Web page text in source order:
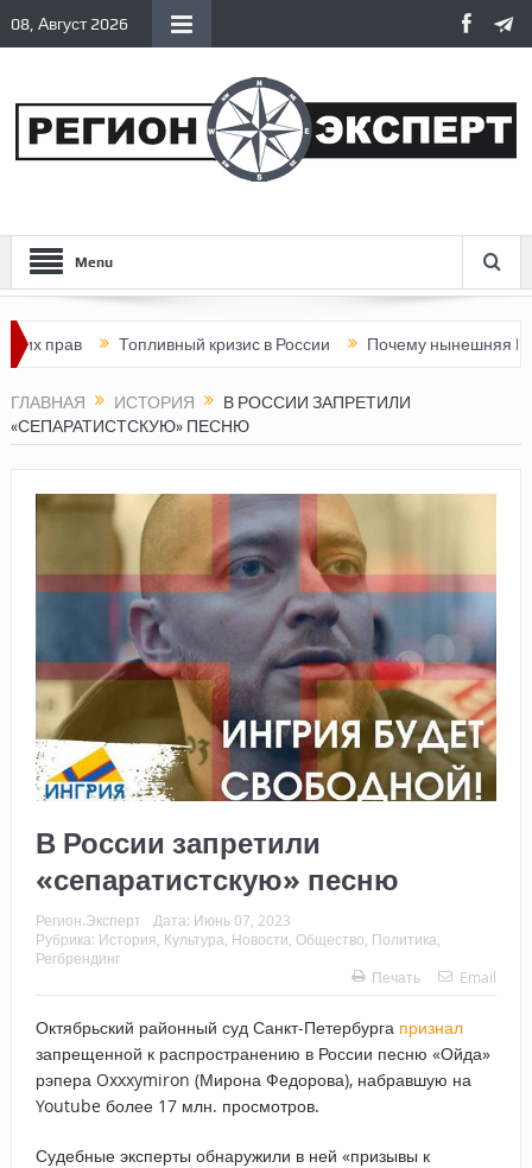
08, Август 2026
Menu
Топливный кризис в России Почему нынешняя Россия
ГЛАВНАЯ ИСТОРИЯ
В РОССИИ ЗАПРЕТИЛИ
«СЕПАРАТИСТСКУЮ» ПЕСНЮ
В России запретили
«сепаратистскую» песню
Регион.Эксперт Дата: Июнь 07, 2023
Рубрика: История Культура Новости Общество Политика
Регбрендинг
Печать
Email
Октябрьский районный суд Санкт-Петербурга признал
запрещенной к распространению в России песню «Ойда»
рэпера Oxxxymiron (Мирона Федорова), набравшую на
Youtube более 17 млн. просмотров.
Судебные эксперты обнаружили в ней «призывы к